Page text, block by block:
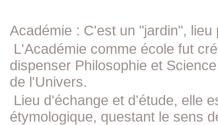
Académie : C'est un "jardin", lieu
L'Académie comme école fut
dispenser Philosophie et
de l'Univers.
Lieu d'échange et d'étude, elle
étymologique, questant le sens